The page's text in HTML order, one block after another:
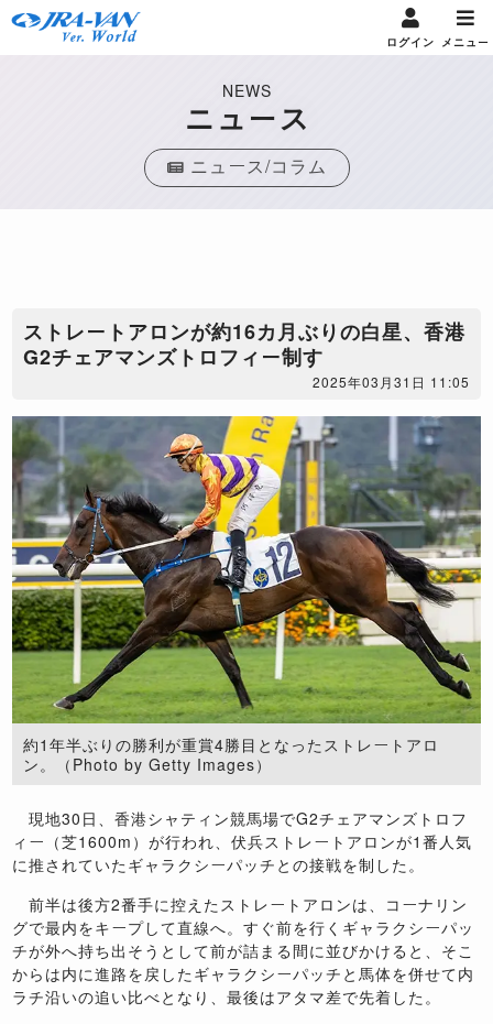
ログイン メニュー
NEWS
ニュース
ニュース/コラム
​ストレートアロンが約16カ月ぶりの白星、香港
G2チェアマンズトロフィー制す
2025年03月31日 11:05
約1年半ぶりの勝利が重賞4勝目となったストレートアロ
ン。（Photo by Getty Images）
現地30日、香港シャティン競馬場でG2チェアマンズトロフ
ィー（芝1600m）が行われ、伏兵ストレートアロンが1番人気
に推されていたギャラクシーパッチとの接戦を制した。
前半は後方2番手に控えたストレートアロンは、コーナリン
グで最内をキープして直線へ。すぐ前を行くギャラクシーパッ
チが外へ持ち出そうとして前が詰まる間に並びかけると、そこ
からは内に進路を戻したギャラクシーパッチと馬体を併せて内
ラチ沿いの追い比べとなり、最後はアタマ差で先着した。